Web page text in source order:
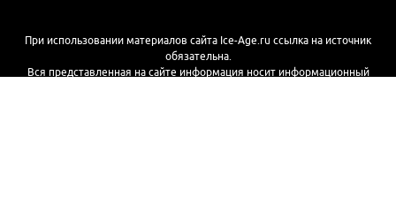
При использовании материалов сайта Ice-Age.ru ссылка на источник
обязательна.
Вся представленная на сайте информация носит информационный